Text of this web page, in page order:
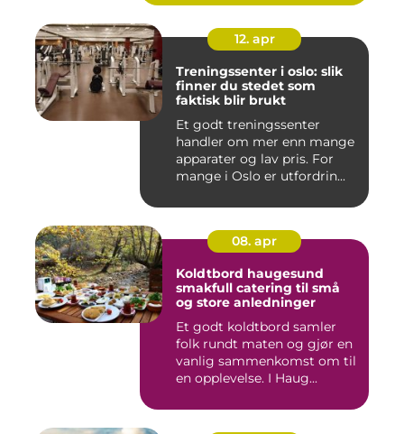
12. apr
Treningssenter i oslo: slik
finner du stedet som
faktisk blir brukt
Et godt treningssenter
handler om mer enn mange
apparater og lav pris. For
mange i Oslo er utfordrin...
08. apr
Koldtbord haugesund
smakfull catering til små
og store anledninger
Et godt koldtbord samler
folk rundt maten og gjør en
vanlig sammenkomst om til
en opplevelse. I Haug...